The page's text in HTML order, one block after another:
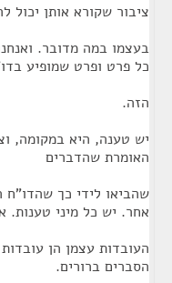
ציבור שקורא אותן יכול
בעצמו במה מדובר.
כל פרט ופרט שמופיע
הזה.
יש טענה, היא במקומה,
האומרת שהדברים
שהביאו לידי כך שהדו"ח
אחר. יש כל מיני טענות.
העובדות עצמן הן
הסברים ברורים.